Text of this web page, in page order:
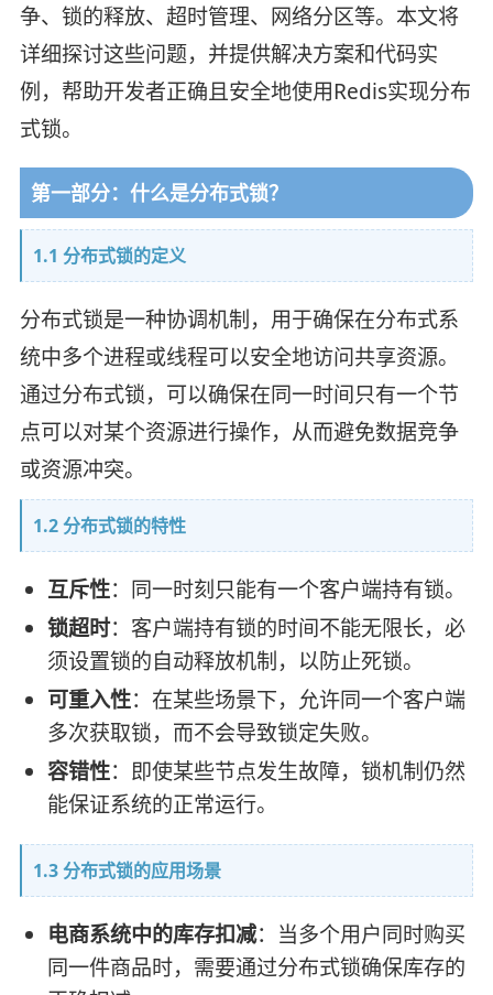
争、锁的释放、超时管理、网络分区等。本文将
详细探讨这些问题，并提供解决方案和代码实
例，帮助开发者正确且安全地使用Redis实现分布
式锁。
第一部分：什么是分布式锁？
1.1 分布式锁的定义
分布式锁是一种协调机制，用于确保在分布式系
统中多个进程或线程可以安全地访问共享资源。
通过分布式锁，可以确保在同一时间只有一个节
点可以对某个资源进行操作，从而避免数据竞争
或资源冲突。
1.2 分布式锁的特性
互斥性：同一时刻只能有一个客户端持有锁。
锁超时：客户端持有锁的时间不能无限长，必
须设置锁的自动释放机制，以防止死锁。
可重入性：在某些场景下，允许同一个客户端
多次获取锁，而不会导致锁定失败。
容错性：即使某些节点发生故障，锁机制仍然
能保证系统的正常运行。
1.3 分布式锁的应用场景
电商系统中的库存扣减：当多个用户同时购买
同一件商品时，需要通过分布式锁确保库存的